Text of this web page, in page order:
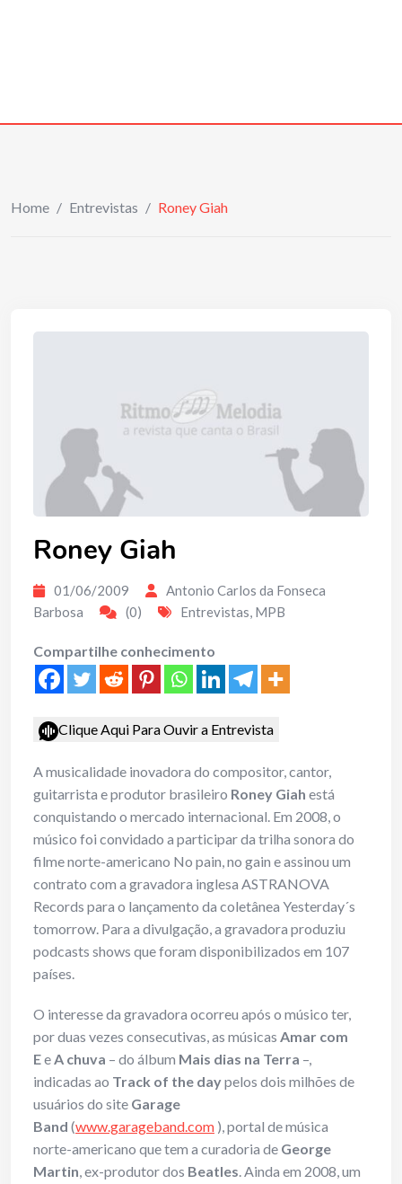
Home / Entrevistas / Roney Giah
Roney Giah
01/06/2009
Antonio Carlos da Fonseca
Barbosa
(0) Entrevistas, MPB
Compartilhe conhecimento
Clique Aqui Para Ouvir a Entrevista
A musicalidade inovadora do compositor, cantor,
guitarrista e produtor brasileiro Roney Giah está
conquistando o mercado internacional. Em 2008, o
músico foi convidado a participar da trilha sonora do
filme norte-americano No pain, no gain e assinou um
contrato com a gravadora inglesa ASTRANOVA
Records para o lançamento da coletânea Yesterday´s
tomorrow. Para a divulgação, a gravadora produziu
podcasts shows que foram disponibilizados em 107
países.
O interesse da gravadora ocorreu após o músico ter,
por duas vezes consecutivas, as músicas Amar com
EeA chuva – do álbum Mais dias na Terra –,
indicadas ao Track of the daypelos dois milhões de
usuários do site Garage
Band (www.garageband.com ), portal de música
norte-americano que tem a curadoria de George
Martin, ex-produtor dos Beatles. Ainda em 2008, um